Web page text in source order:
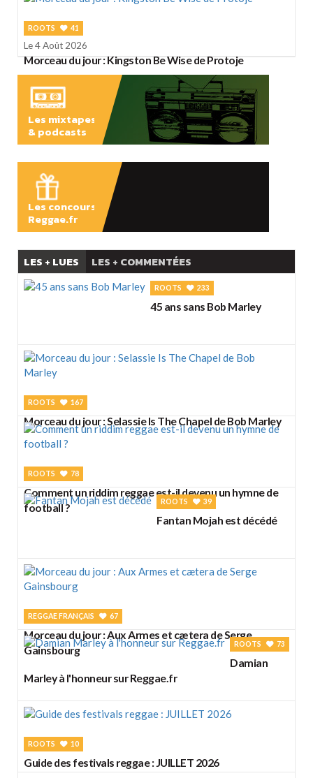
ROOTS 41
Le 4 Août 2026
Morceau du jour : Kingston Be Wise de Protoje
Les mixtapes
& podcasts
Les concours
Reggae.fr
LES + LUES LES + COMMENTÉES
ROOTS 233
45 ans sans Bob Marley
ROOTS 167
Morceau du jour : Selassie Is The Chapel de Bob Marley
ROOTS 78
Comment un riddim reggae est-il devenu un hymne de
football ?
ROOTS 39
Fantan Mojah est décédé
REGGAE FRANÇAIS 67
Morceau du jour : Aux Armes et cætera de Serge
Gainsbourg
ROOTS 73
Damian
Marley à l'honneur sur Reggae.fr
ROOTS 10
Guide des festivals reggae : JUILLET 2026